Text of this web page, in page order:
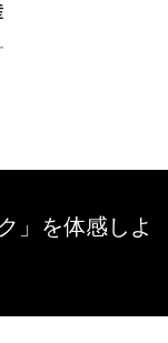
」を体感しよ